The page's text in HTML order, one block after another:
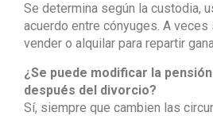
Se determina según la custodia,
acuerdo entre cónyuges. A
vender o alquilar para repartir
¿Se puede modificar la
después del divorcio?
Sí, siempre que cambien las